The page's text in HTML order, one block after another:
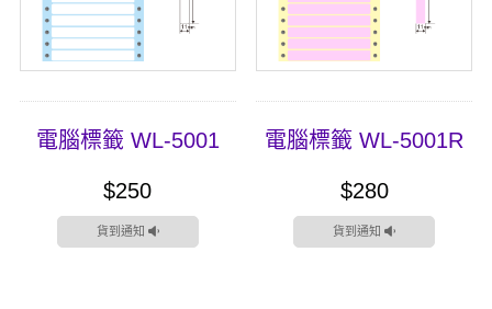
電腦標籤 WL-5001
$250
貨到通知
電腦標籤 WL-5001R
$280
貨到通知